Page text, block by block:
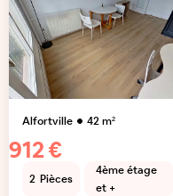
Alfortville 42m²
912 €
2 Pièces
4ème étage
et +